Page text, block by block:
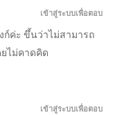
ก์ค่ะ ขึ้นว่าไม่สามารถ
ไม่คาดคิด
เข้าสู่ระบบเพื่อตอบ
เข้าสู่ระบบเพื่อตอบ